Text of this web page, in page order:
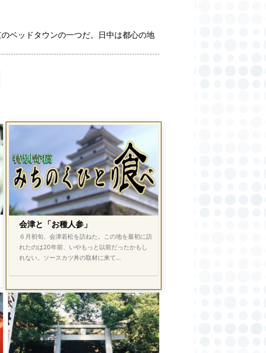
ベッドタウンの一つだ。日中は都心の地
会津と「お種人参」
６月初旬、会津若松を訪ねた。この地を最初に訪
れたのは20年前、いやもっと以前だったかもし
れない。ソースカツ丼の取材に来て…